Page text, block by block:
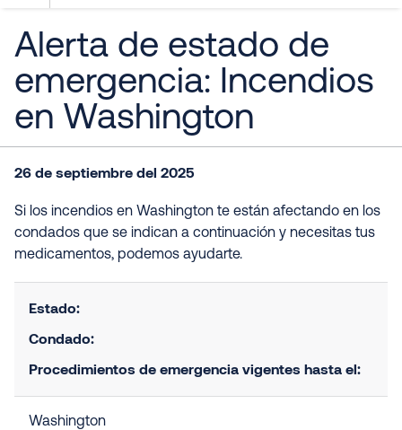
Alerta de estado de
emergencia: Incendios
en Washington
26 de septiembre del 2025
Si los incendios en Washington te están afectando en los
condados que se indican a continuación y necesitas tus
medicamentos, podemos ayudarte.
Estado:
Condado:
Procedimientos de emergencia vigentes hasta el:
Washington